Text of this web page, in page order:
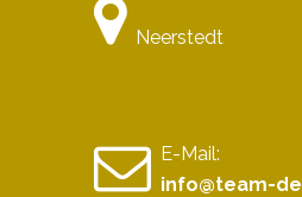
Neerstedt
E-Mail:
info@team-